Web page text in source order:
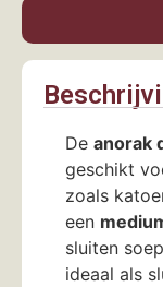
De anorak
geschikt
zoals
een
sluiten
ideaal als